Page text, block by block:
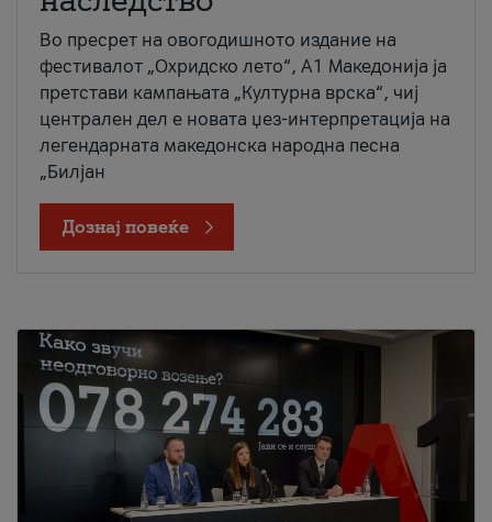
Во пресрет на овогодишното издание на
фестивалот „Охридско лето“, А1 Македонија ја
претстави кампањата „Културна врска“, чиј
централен дел е новата џез-интерпретација на
легендарната македонска народна песна
„Билјан
Дознај повеќе